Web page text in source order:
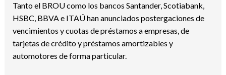
Tanto el BROU como los bancos Santander, Scotiabank,
HSBC, BBVA e ITAÚ han anunciados postergaciones de
vencimientos y cuotas de préstamos a empresas, de
tarjetas de crédito y préstamos amortizables y
automotores de forma particular.